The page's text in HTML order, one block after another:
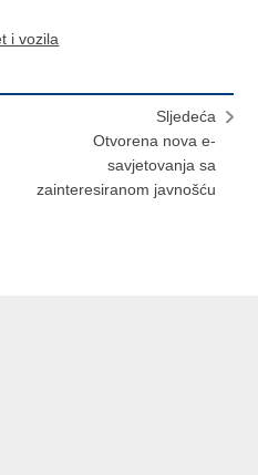
i vozila
Sljedeća
Otvorena nova e-
savjetovanja sa
zainteresiranom javnošću